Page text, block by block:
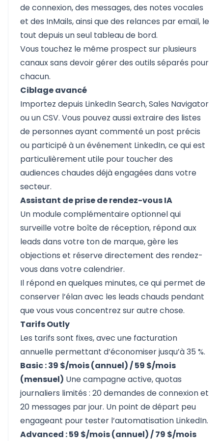
de connexion, des messages, des notes vocales
et des InMails, ainsi que des relances par email, le
tout depuis un seul tableau de bord.
Vous touchez le même prospect sur plusieurs
canaux sans devoir gérer des outils séparés pour
chacun.
Ciblage avancé
Importez depuis LinkedIn Search, Sales Navigator
ou un CSV. Vous pouvez aussi extraire des listes
de personnes ayant commenté un post précis
ou participé à un événement LinkedIn, ce qui est
particulièrement utile pour toucher des
audiences chaudes déjà engagées dans votre
secteur.
Assistant de prise de rendez-vous IA
Un module complémentaire optionnel qui
surveille votre boîte de réception, répond aux
leads dans votre ton de marque, gère les
objections et réserve directement des rendez-
vous dans votre calendrier.
Il répond en quelques minutes, ce qui permet de
conserver l’élan avec les leads chauds pendant
que vous vous concentrez sur autre chose.
Tarifs Outly
Les tarifs sont fixes, avec une facturation
annuelle permettant d’économiser jusqu’à 35 %.
Basic : 39 $/mois (annuel) / 59 $/mois
(mensuel) Une campagne active, quotas
journaliers limités : 20 demandes de connexion et
20 messages par jour. Un point de départ peu
engageant pour tester l’automatisation LinkedIn.
Advanced : 59 $/mois (annuel) / 79 $/mois